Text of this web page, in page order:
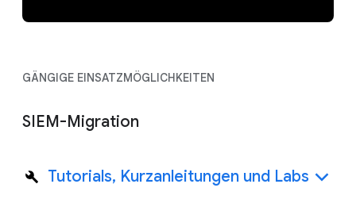
GÄNGIGE EINSATZMÖGLICHKEITEN
SIEM-Migration
Tutorials, Kurzanleitungen und Labs